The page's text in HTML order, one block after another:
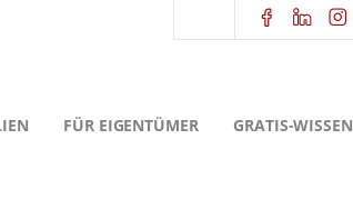
FÜR EIGENTÜMER GRATIS-WISSEN